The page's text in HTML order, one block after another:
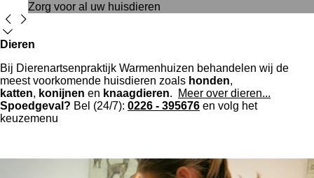
Zorg voor al uw huisdieren
Dieren
Bij Dierenartsenpraktijk Warmenhuizen behandelen wij de
meest voorkomende huisdieren zoals honden,
katten, konijnen en knaagdieren.
Meer over dieren...
Spoedgeval? Bel (24/7): 0226 - 395676 en volg het
keuzemenu